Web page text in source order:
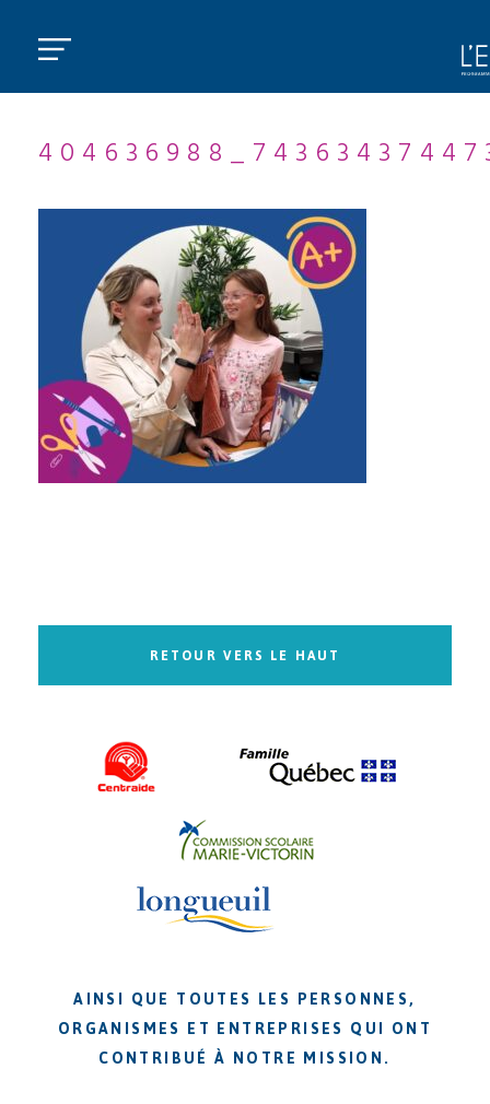
RETOUR VERS LE HAUT
AINSI QUE TOUTES LES PERSONNES,
ORGANISMES ET ENTREPRISES QUI ONT
CONTRIBUÉ À NOTRE MISSION.